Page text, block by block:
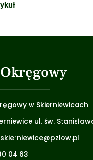
w Skierniewicach
ul. św.
04 63